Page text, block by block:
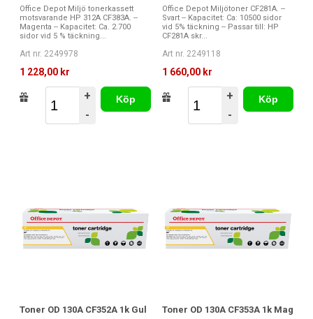
Office Depot Miljö tonerkassett
motsvarande HP 312A CF383A. --
Magenta -- Kapacitet: Ca. 2.700
sidor vid 5 % täckning...
Art nr. 2249978
1 228,00 kr
+
-
Köp
Office Depot Miljötoner CF281A. --
Svart -- Kapacitet: Ca: 10500 sidor
vid 5% täckning -- Passar till: HP
CF281A skr...
Art nr. 2249118
1 660,00 kr
+
-
Köp
Toner OD 130A CF352A 1k Gul Toner OD 130A CF353A 1k Mag